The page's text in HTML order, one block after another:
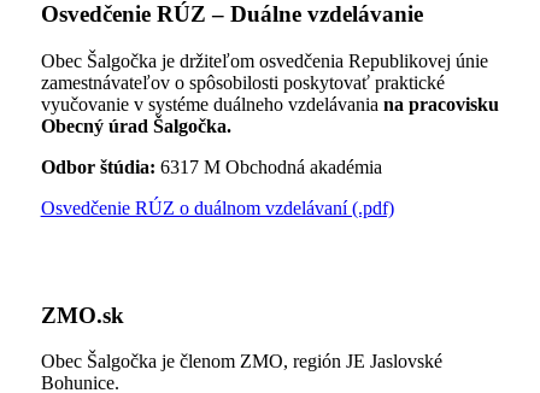
Osvedčenie RÚZ – Duálne vzdelávanie
Obec Šalgočka je držiteľom osvedčenia Republikovej únie
zamestnávateľov o spôsobilosti poskytovať praktické
vyučovanie v systéme duálneho vzdelávania na pracovisku
Obecný úrad Šalgočka.
Odbor štúdia: 6317 M Obchodná akadémia
Osvedčenie RÚZ o duálnom vzdelávaní (.pdf)
ZMO.sk
Obec Šalgočka je členom ZMO, región JE Jaslovské
Bohunice.